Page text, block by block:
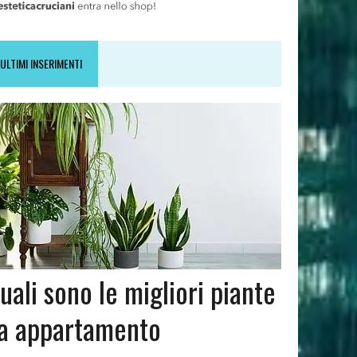
ULTIMI INSERIMENTI
sono le migliori piante
appartamento